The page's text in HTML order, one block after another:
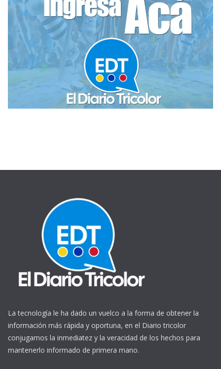
La tecnología le ha dado un vuelco a la forma de obtener la
información más rápida y oportuna, en el Diario tricolor
conjugamos la inmediatez y la veracidad de los hechos para
mantenerlo informado de primera mano.